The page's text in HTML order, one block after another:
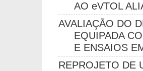
AO eVTOL
AVALIAÇÃO DO
EQUIPADA
E ENSAIOS
REPROJETO DE